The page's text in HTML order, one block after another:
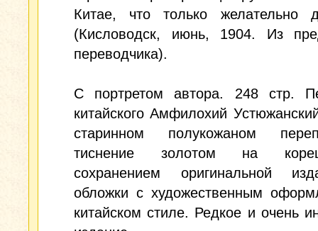
Китае, что только желательно
(Кисловодск, июнь, 1904. Из
переводчика).
С портретом автора. 248 стр.
китайского Амфилохий
старинном полукожаном
тиснение золотом на
сохранением оригинальной
обложки с художественным
китайском стиле. Редкое и очень